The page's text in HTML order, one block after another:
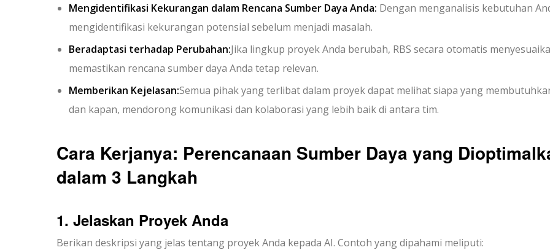
Mengidentifikasi Kekurangan dalam Rencana Sumber Daya Anda: Dengan menganalisis kebutuhan
mengidentifikasi kekurangan potensial sebelum menjadi masalah.
Beradaptasi terhadap Perubahan:Jika lingkup proyek Anda berubah, RBS secara otomatis
memastikan rencana sumber daya Anda tetap relevan.
Memberikan Kejelasan:Semua pihak yang terlibat dalam proyek dapat melihat siapa yang
dan kapan, mendorong komunikasi dan kolaborasi yang lebih baik di antara tim.
Cara Kerjanya: Perencanaan Sumber Daya yang
dalam 3 Langkah
1. Jelaskan Proyek Anda
Berikan deskripsi yang jelas tentang proyek Anda kepada AI. Contoh yang dipahami meliputi: